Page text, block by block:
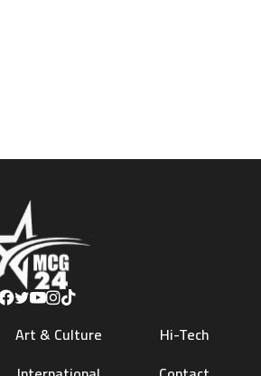
Art & Culture
Hi-Tech